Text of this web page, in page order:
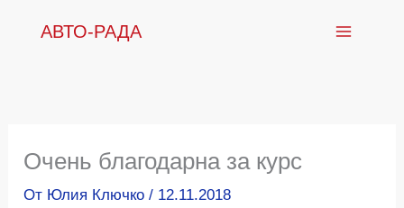
АВТО-РАДА
Очень благодарна за курс
От Юлия Ключко/ 12.11.2018